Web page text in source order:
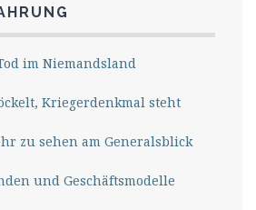
im Niemandsland
Kriegerdenkmal steht
zu sehen am Generalsblick
und Geschäftsmodelle